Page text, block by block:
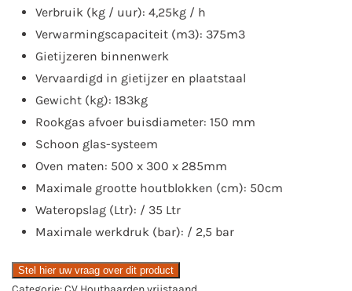
Verbruik (kg / uur): 4,25kg / h
Verwarmingscapaciteit (m3): 375m3
Gietijzeren binnenwerk
Vervaardigd in gietijzer en plaatstaal
Gewicht (kg): 183kg
Rookgas afvoer buisdiameter: 150 mm
Schoon glas-systeem
Oven maten: 500 x 300 x 285mm
Maximale grootte houtblokken (cm): 50cm
Wateropslag (Ltr): / 35 Ltr
Maximale werkdruk (bar): / 2,5 bar
Stel hier uw vraag over dit product